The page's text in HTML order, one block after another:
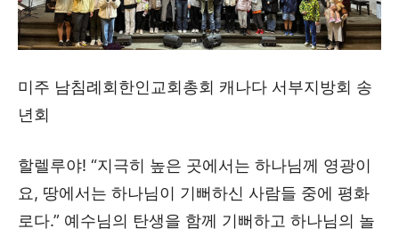
미주 남침례회한인교회총회 캐나다 서부지방회 송
년회
할렐루야! “지극히 높은 곳에서는 하나님께 영광이
요, 땅에서는 하나님이 기뻐하신 사람들 중에 평화
로다.” 예수님의 탄생을 함께 기뻐하고 하나님의 놀